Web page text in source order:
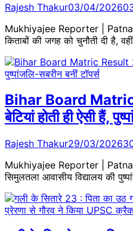
Rajesh Thakur03/04/2026
Mukhiyajee Reporter | Patna
किताबों की जगह को चुनौती दी है,
Bihar Board
बेटियां होती ही ऐसी हैं,
Rajesh Thakur29/03/2026
Mukhiyajee Reporter | Patna
सिमुलतला आवासीय विद्यालय की